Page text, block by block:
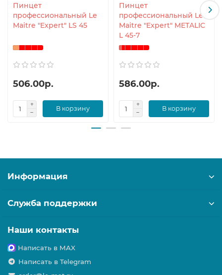
Пинцет
профессиональный Le
Maitre "Expert" LS 45
506.00р.
В корзину
Пинцет
профессиональный Le
Maitre "Expert" METALIC
L 45-7
586.00р.
В корзину
Информация
Служба поддержки
Наши контакты
Написать в MAX
Написать в Telegram